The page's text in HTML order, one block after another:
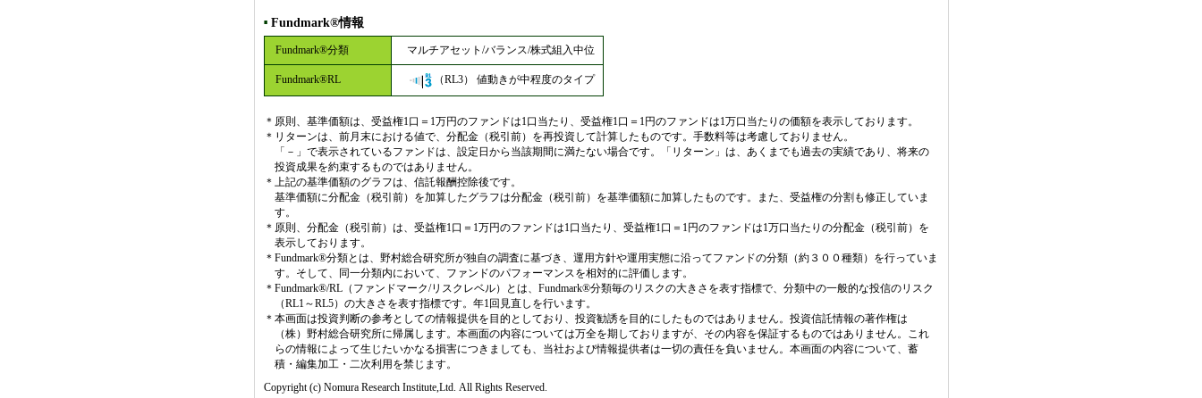
■Fundmark®情報
Fundmark®分類 マルチアセット/バランス/株式組入中位
Fundmark®RL （RL3） 値動きが中程度のタイプ
＊ 原則、基準価額は、受益権1口＝1万円のファンドは1口当たり、受益権1口＝1円のファンドは1万口当たりの価額を表示しております。
＊ リターンは、前月末における値で、分配金（税引前）を再投資して計算したものです。手数料等は考慮しておりません。
「－」で表示されているファンドは、設定日から当該期間に満たない場合です。「リターン」は、あくまでも過去の実績であり、将来の
投資成果を約束するものではありません。
＊ 上記の基準価額のグラフは、信託報酬控除後です。
基準価額に分配金（税引前）を加算したグラフは分配金（税引前）を基準価額に加算したものです。また、受益権の分割も修正していま
す。
＊ 原則、分配金（税引前）は、受益権1口＝1万円のファンドは1口当たり、受益権1口＝1円のファンドは1万口当たりの分配金（税引前）を
表示しております。
＊ Fundmark®分類とは、野村総合研究所が独自の調査に基づき、運用方針や運用実態に沿ってファンドの分類（約３００種類）を行っていま
す。そして、同一分類内において、ファンドのパフォーマンスを相対的に評価します。
＊ Fundmark®/RL（ファンドマーク/リスクレベル）とは、Fundmark®分類毎のリスクの大きさを表す指標で、分類中の一般的な投信のリスク
（RL1～RL5）の大きさを表す指標です。年1回見直しを行います。
＊ 本画面は投資判断の参考としての情報提供を目的としており、投資勧誘を目的にしたものではありません。投資信託情報の著作権は
（株）野村総合研究所に帰属します。本画面の内容については万全を期しておりますが、その内容を保証するものではありません。これ
らの情報によって生じたいかなる損害につきましても、当社および情報提供者は一切の責任を負いません。本画面の内容について、蓄
積・編集加工・二次利用を禁じます。
Copyright (c) Nomura Research Institute,Ltd. All Rights Reserved.